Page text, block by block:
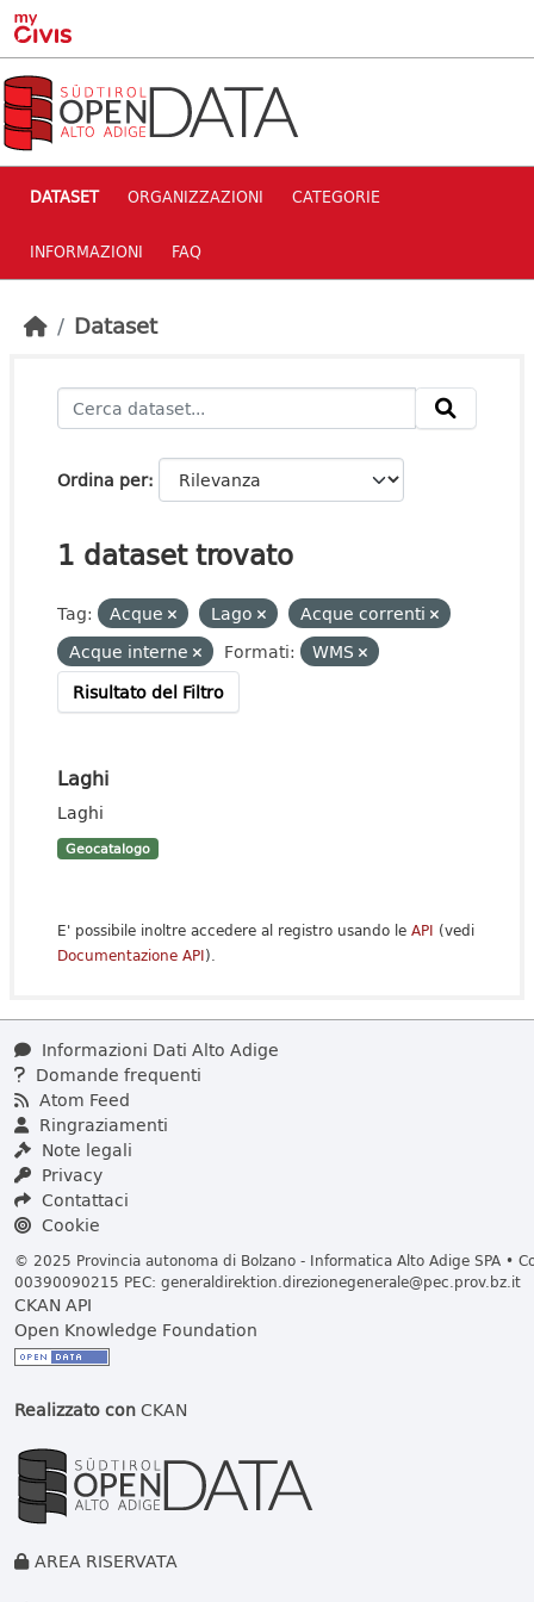
Skip to main content
DATASET ORGANIZZAZIONI CATEGORIE
INFORMAZIONI FAQ
Dataset
Ordina per
1 dataset trovato
Tag: Acque Lago
Acque correnti
Acque interne
Formati:
WMS
Risultato del Filtro
Laghi
Laghi
Geocatalogo
E' possibile inoltre accedere al registro usando le API (vedi
Documentazione API).
Informazioni Dati Alto Adige
Domande frequenti
Atom Feed
Ringraziamenti
Note legali
Privacy
Contattaci
Cookie
© 2025 Provincia autonoma di Bolzano - Informatica Alto Adige SPA •
00390090215 PEC: generaldirektion.direzionegenerale@pec.prov.bz.it
CKAN API
Open Knowledge Foundation
Realizzato conCKAN
AREA RISERVATA